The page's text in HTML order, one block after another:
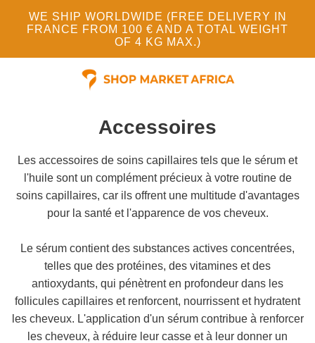
WE SHIP WORLDWIDE (FREE DELIVERY IN
FRANCE FROM 100 € AND A TOTAL WEIGHT
OF 4 KG MAX.)
Accessoires
Les accessoires de soins capillaires tels que le sérum et
l'huile sont un complément précieux à votre routine de
soins capillaires, car ils offrent une multitude d'avantages
pour la santé et l'apparence de vos cheveux.
Le sérum contient des substances actives concentrées,
telles que des protéines, des vitamines et des
antioxydants, qui pénètrent en profondeur dans les
follicules capillaires et renforcent, nourrissent et hydratent
les cheveux. L'application d'un sérum contribue à renforcer
les cheveux, à réduire leur casse et à leur donner un